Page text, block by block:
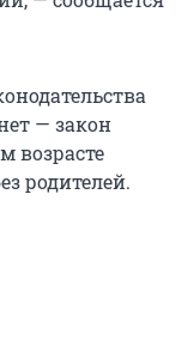
— закон
возрасте
родителей.